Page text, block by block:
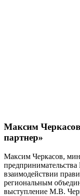
Максим
партнер»
Максим Черкасов,
предпринимательства
взаимодействии
региональным
выступление М.В.